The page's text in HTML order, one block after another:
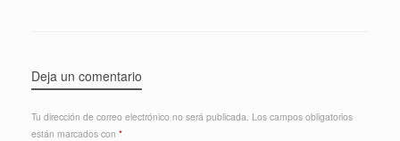
Deja un comentario
Tu dirección de correo electrónico no será publicada. Los campos obligatorios
están marcados con *